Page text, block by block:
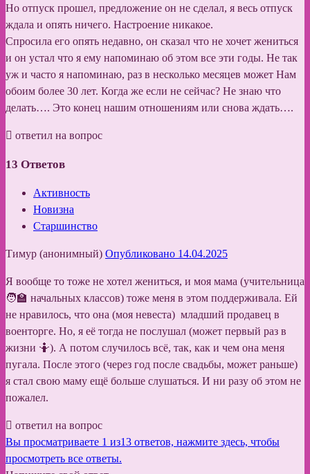
Но отпуск прошел, предложение он не сделал, я весь отпуск
ждала и опять ничего. Настроение никакое.
Спросила его опять недавно, он сказал что не хочет жениться
и он устал что я ему напоминаю об этом все эти годы. Не так
уж и часто я напоминаю, раз в несколько месяцев может Нам
обоим более 30 лет. Когда же если не сейчас? Не знаю что
делать…. Это конец нашим отношениям или снова ждать….
ответил на вопрос
13 Ответов
Активность
Новизна
Старшинство
Тимур (анонимный) Опубликовано 14.04.2025
Я вообще то тоже не хотел жениться, и моя мама (учительница
🧑‍🏫 начальных классов) тоже меня в этом поддерживала. Ей
не нравилось, что она (моя невеста) младший продавец в
военторге. Но, я её тогда не послушал (может первый раз в
жизни 🤷). А потом случилось всё, так, как и чем она меня
пугала. После этого (через год после свадьбы, может раньше)
я стал свою маму ещё больше слушаться. И ни разу об этом не
пожалел.
ответил на вопрос
Вы просматриваете 1 из13 ответов, нажмите здесь, чтобы
просмотреть все ответы.